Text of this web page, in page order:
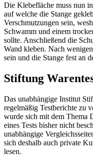
Die Klebefläche muss nun
auf welche die Stange
Verschmutzungen sein,
Schwamm und einem
sollte. Anschließend die
Wand kleben. Nach
sein und die Stange fest an
Stiftung
Das unabhängige Institut
regelmäßig Testberichte zu
wurde sich mit dem Thema
eines Tests bisher nicht
unabhängige
sich deshalb auch private
lesen.